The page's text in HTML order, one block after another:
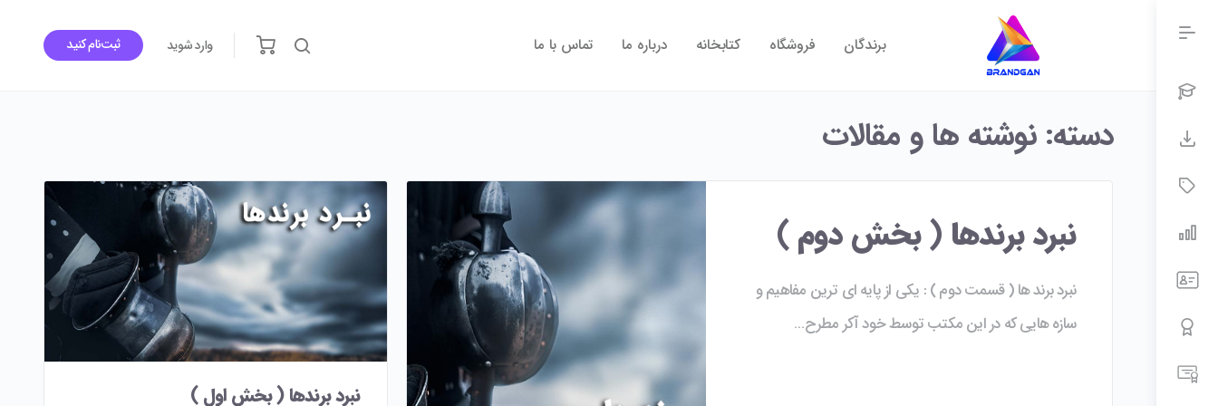
برندگان فروشگاه کتابخانه درباره ما تماس با ما وارد شوید ثبت‌نام کنید
دسته:نوشته ها و مقالات
نبرد برندها ( بخش دوم )
نبرد برند ها ( قسمت دوم ) : یکی از پایه ای ترین مفاهیم و
سازه هایی که در این مکتب توسط خود آکر مطرح…
نبرد برندها ( بخش اول )